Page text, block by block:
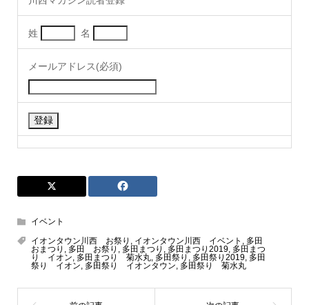
姓 名
メールアドレス(必須)
イベント
イオンタウン川西 お祭り
イオンタウン川西 イベント
多田
おまつり
多田 お祭り 多田まつり 多田まつり2019, 多田まつ
り イオン 多田まつり 菊水丸, 多田祭り 多田祭り2019, 多田
祭り イオン 多田祭り イオンタウン 多田祭り 菊水丸